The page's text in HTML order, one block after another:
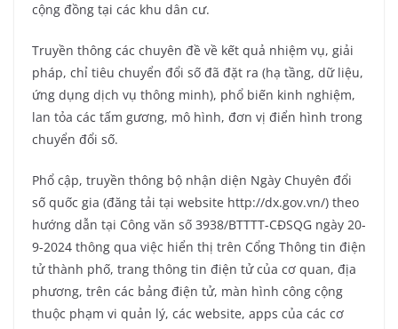
cộng đồng tại các khu dân cư.
Truyền thông các chuyên đề về kết quả nhiệm vụ, giải
pháp, chỉ tiêu chuyển đổi số đã đặt ra (hạ tầng, dữ liệu,
ứng dụng dịch vụ thông minh), phổ biến kinh nghiệm,
lan tỏa các tấm gương, mô hình, đơn vị điển hình trong
chuyển đổi số.
Phổ cập, truyền thông bộ nhận diện Ngày Chuyên đổi
số quốc gia (đăng tải tại website http://dx.gov.vn/) theo
hướng dẫn tại Công văn số 3938/BTTTT-CĐSQG ngày 20-
9-2024 thông qua việc hiển thị trên Cổng Thông tin điện
tử thành phố, trang thông tin điện tử của cơ quan, địa
phương, trên các bảng điện tử, màn hình công cộng
thuộc phạm vi quản lý, các website, apps của các cơ